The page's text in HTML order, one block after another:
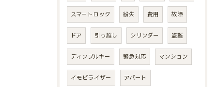
スマートロック 紛失 費用 故障
ドア 引っ越し シリンダー 盗難
ディンプルキー 緊急対応 マンション
イモビライザー アパート